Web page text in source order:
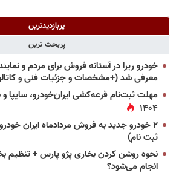
پربازدیدترین
پربحث ترین
خودرو ریرا در آستانه فروش برای مردم و
معرفی شد (+مشخصات و جزئیات فنی و
مهلت ثبت‌نام قرعه‌کشی ایران‌خودرو، سایپا
۱۴۰۴
۲ خودرو جدید به فروش مردادماه ایران
ثبت نام)
نحوه روشن کردن بخاری پژو پارس + تنظیم
انجام می‌شود؟